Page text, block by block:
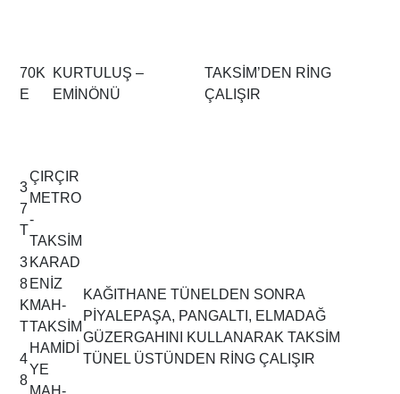
70K
E
KURTULUŞ –
EMİNÖNÜ
TAKSİM’DEN RİNG
ÇALIŞIR
3
7
T
ÇIRÇIR
METRO
-
TAKSİM
KAĞITHANE TÜNELDEN SONRA
PİYALEPAŞA, PANGALTI, ELMADAĞ
GÜZERGAHINI KULLANARAK TAKSİM
TÜNEL ÜSTÜNDEN RİNG ÇALIŞIR
3
8
K
T
KARAD
ENİZ
MAH-
TAKSİM
4
8
HAMİDİ
YE